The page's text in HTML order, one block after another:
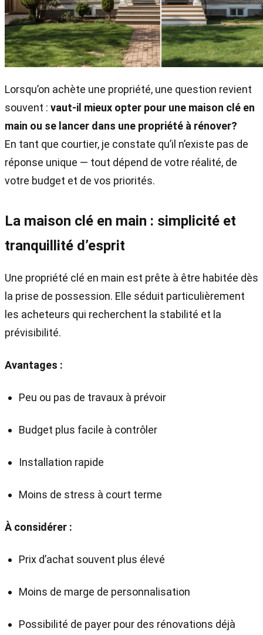
Lorsqu’on achète une propriété, une question revient
souvent : vaut-il mieux opter pour une maison clé en
main ou se lancer dans une propriété à rénover?
En tant que courtier, je constate qu’il n’existe pas de
réponse unique — tout dépend de votre réalité, de
votre budget et de vos priorités.
La maison clé en main : simplicité et
tranquillité d’esprit
Une propriété clé en main est prête à être habitée dès
la prise de possession. Elle séduit particulièrement
les acheteurs qui recherchent la stabilité et la
prévisibilité.
Avantages :
Peu ou pas de travaux à prévoir
Budget plus facile à contrôler
Installation rapide
Moins de stress à court terme
À considérer :
Prix d’achat souvent plus élevé
Moins de marge de personnalisation
Possibilité de payer pour des rénovations déjà